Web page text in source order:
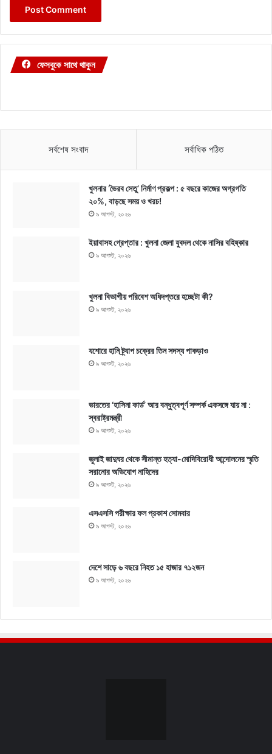
ফেসবুকে সাথে থাকুন
সর্বশেষ সংবাদ সর্বাধিক পঠিত
খুলনার ‘ভৈরব সেতু’ নির্মাণ প্রকল্প : ৫ বছরে কাজের অগ্রগতি
২০%, বাড়ছে সময় ও খরচ!
৯ আগস্ট, ২০২৬
ইয়াবাসহ গ্রেপ্তার : খুলনা জেলা যুবদল থেকে নাসির বহিষ্কার
৯ আগস্ট, ২০২৬
খুলনা বিভাগীয় পরিবেশ অধিদপ্তরে হচ্ছেটা কী?
৯ আগস্ট, ২০২৬
যশোরে হানি ট্র্যাপ চক্রের তিন সদস্য পাকড়াও
৯ আগস্ট, ২০২৬
ভারতের ‘হাসিনা কার্ড’ আর বন্ধুত্বপূর্ণ সম্পর্ক একসঙ্গে যায় না :
স্বরাষ্ট্রমন্ত্রী
৯ আগস্ট, ২০২৬
জুলাই জাদুঘর থেকে সীমান্ত হত্যা-মোদিবিরোধী আন্দোলনের স্মৃতি
সরানোর অভিযোগ নাহিদের
৯ আগস্ট, ২০২৬
এসএসসি পরীক্ষার ফল প্রকাশ সোমবার
৯ আগস্ট, ২০২৬
দেশে সাড়ে ৬ বছরে নিহত ১৫ হাজার ৭১২জন
৯ আগস্ট, ২০২৬